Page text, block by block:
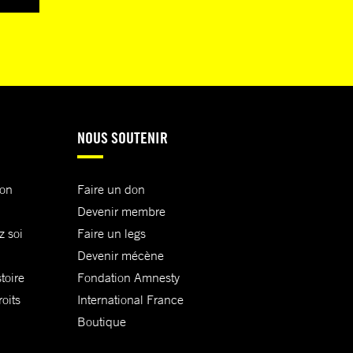
soi
NOUS SOUTENIR
Faire un don
Devenir membre
Faire un legs
Devenir mécène
Fondation Amnesty
International France
Boutique